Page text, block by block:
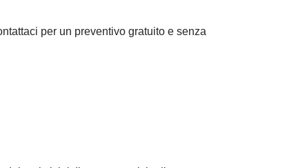
per un preventivo gratuito e senza